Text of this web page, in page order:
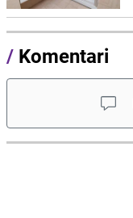
/ Komentari